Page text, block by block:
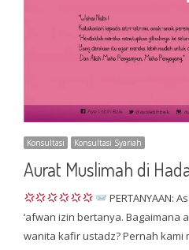
Konsultasi Konsultasi Syariah
Aurat Muslimah di
PERTANYAAN:
‘afwan izin bertanya. Bagaimana
wanita kafir ustadz? Pernah